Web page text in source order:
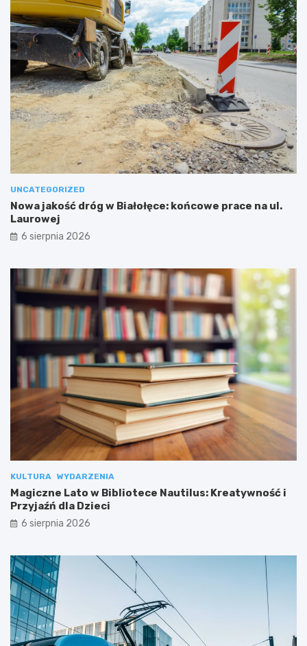
UNCATEGORIZED
Nowa jakość dróg w Białołęce: końcowe prace na ul.
Laurowej
6 sierpnia 2026
KULTURA WYDARZENIA
Magiczne Lato w Bibliotece Nautilus: Kreatywność i
Przyjaźń dla Dzieci
6 sierpnia 2026